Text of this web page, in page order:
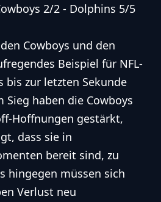
2/2 - Dolphins 5/5
Cowboys und den
Beispiel für NFL-
bis zur letzten Sekunde
Sieg haben die Cowboys
Hoffnungen gestärkt,
dass sie in
bereit sind, zu
hingegen müssen sich
Verlust neu